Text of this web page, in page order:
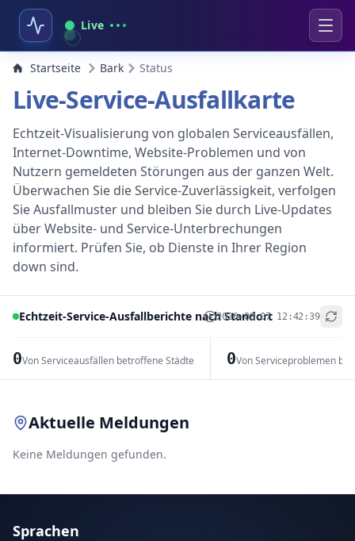
Live
Startseite Bark Status
Live-Service-Ausfallkarte
Echtzeit-Visualisierung von globalen Serviceausfällen,
Internet-Downtime, Website-Problemen und von
Nutzern gemeldeten Störungen aus der ganzen Welt.
Überwachen Sie die Service-Zuverlässigkeit, verfolgen
Sie Ausfallmuster und bleiben Sie durch Live-Updates
über Website- und Service-Unterbrechungen
informiert. Prüfen Sie, ob Dienste in Ihrer Region
down sind.
Echtzeit-Service-Ausfallberichte nach Standort
2026-08-07 12:42:39
0Von Serviceausfällen betroffene Städte 0Von Serviceproblemen
+
Aktuelle Meldungen
Keine Meldungen gefunden.
Sprachen